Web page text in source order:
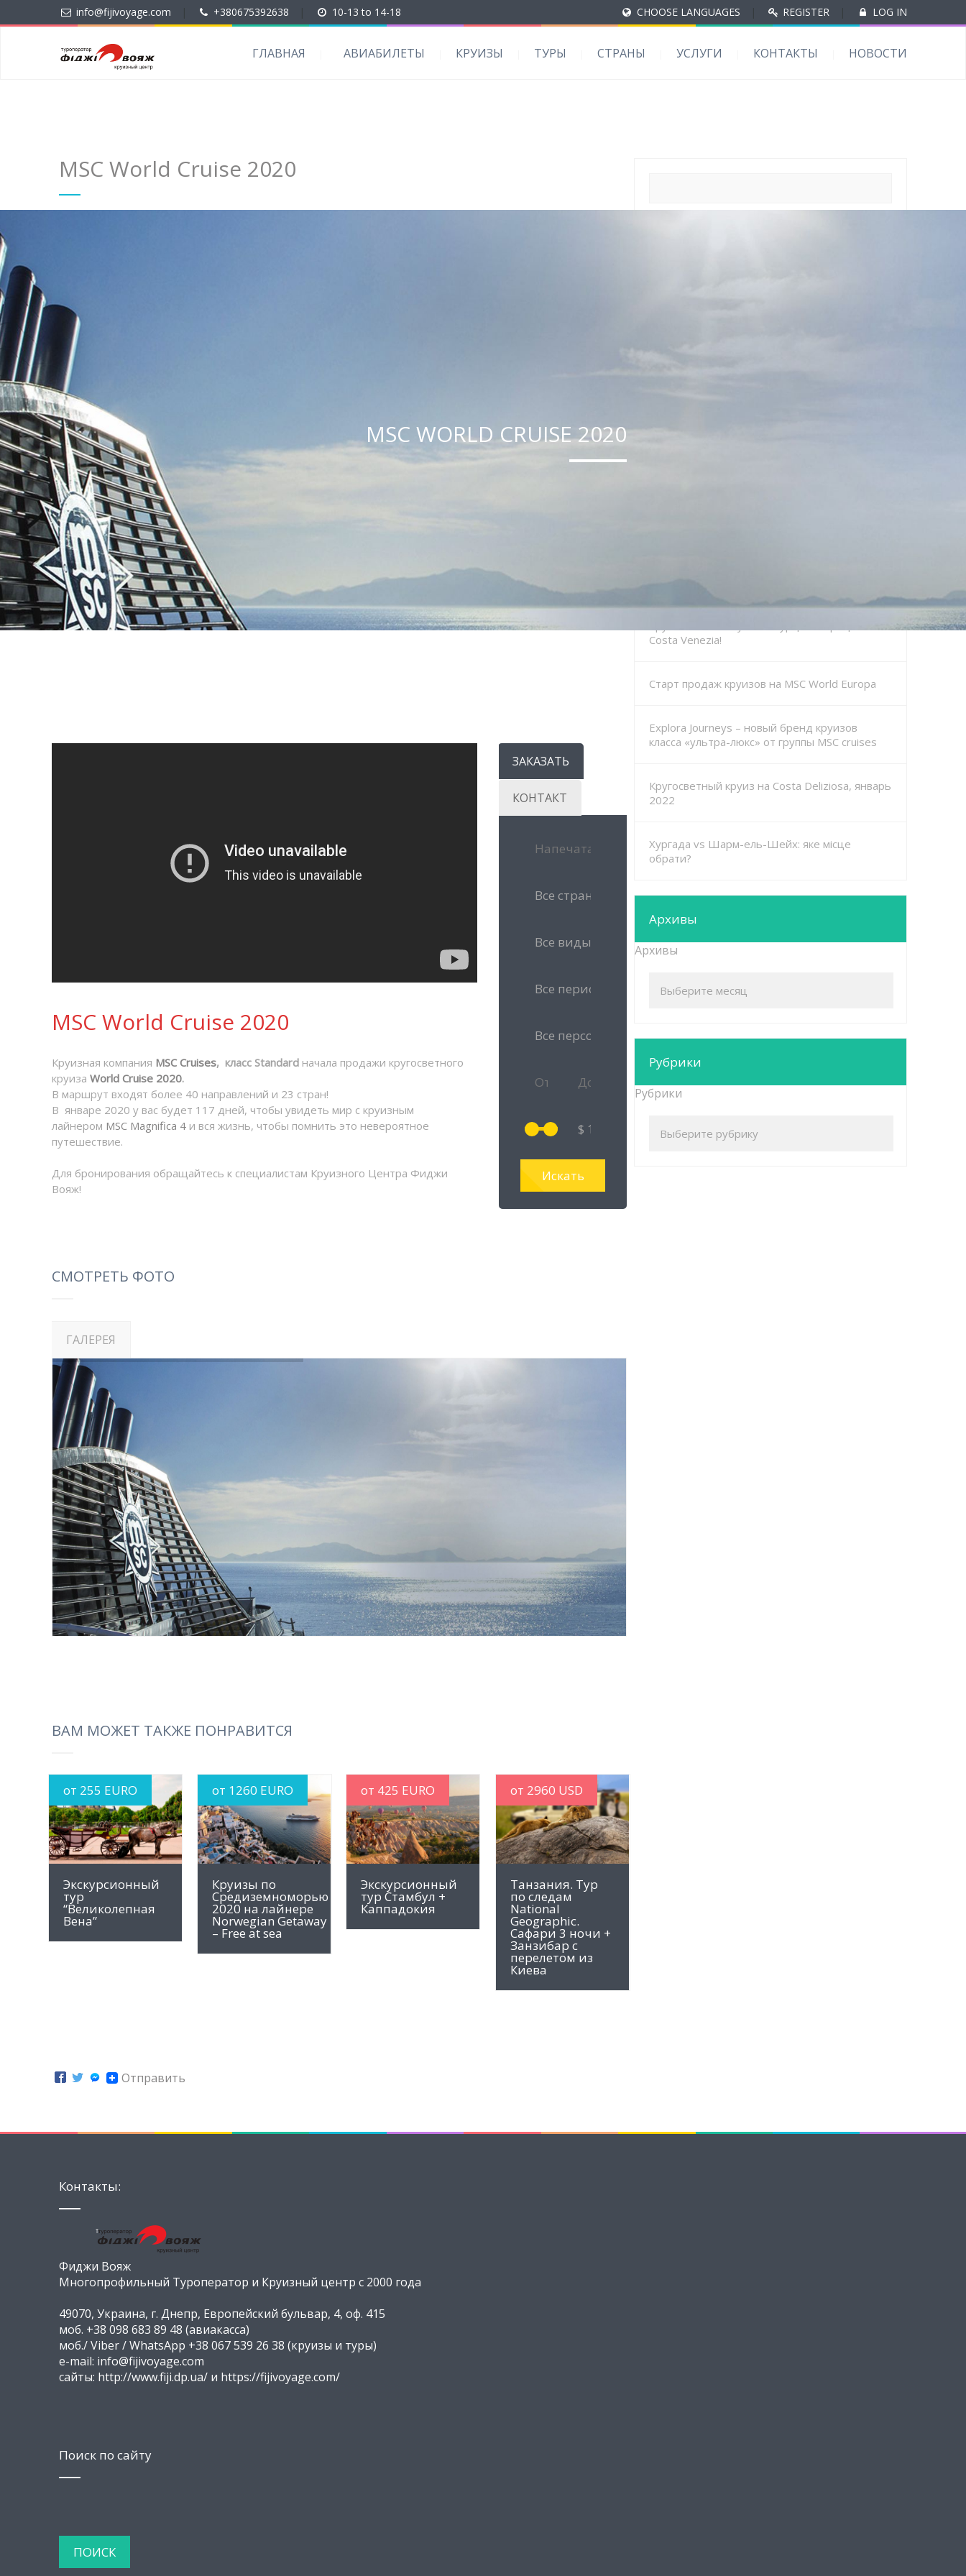
info@fijivoyage.com +380675392638 10-13 to 14-18 CHOOSE LANGUAGES REGISTER LOG IN
ГЛАВНАЯ АВИАБИЛЕТЫ КРУИЗЫ ТУРЫ СТРАНЫ УСЛУГИ КОНТАКТЫ НОВОСТИ
MSC World Cruise 2020
MSC WORLD CRUISE 2020
MSC World Cruise 2020
Круизная компания MSC Cruises, класс Standard начала продажи кругосветного
круиза World Cruise 2020.
В маршрут входят более 40 направлений и 23 стран!
В январе 2020 у вас будет 117 дней, чтобы увидеть мир с круизным
лайнером MSC Magnifica 4 и вся жизнь, чтобы помнить это невероятное
путешествие.
Для бронирования обращайтесь к специалистам Круизного Центра Фиджи
Вояж!
ЗАКАЗАТЬ
КОНТАКТ
СМОТРЕТЬ ФОТО
ГАЛЕРЕЯ
ВАМ МОЖЕТ ТАКЖЕ ПОНРАВИТСЯ
от 255 EURO
MORE INFO
Экскурсионный
тур
“Великолепная
Вена”
от 1260 EURO
MORE INFO
Круизы по
Средиземноморью
2020 на лайнере
Norwegian Getaway
– Free at sea
от 425 EURO
MORE INFO
Экскурсионный
тур Стамбул +
Каппадокия
от 2960 USD
MORE INFO
Танзания. Тур
по следам
National
Geographic.
Сафари 3 ночи +
Занзибар с
перелетом из
Киева
Отправить
Церемонія найменування MSC World Europa
Azamara
Costa Venezia!
Старт продаж круизов на MSC World Europa
Explora Journeys – новый бренд круизов
класса «ультра-люкс» от группы MSC cruises
Кругосветный круиз на Costa Deliziosa, январь
2022
Хургада vs Шарм-ель-Шейх: яке місце
обрати?
Архивы
Архивы
Рубрики
Рубрики
Контакты:
Фиджи Вояж
Многопрофильный Туроператор и Круизный центр с 2000 года
49070, Украина, г. Днепр, Европейский бульвар, 4, оф. 415
моб. +38 098 683 89 48 (авиакасса)
моб./ Viber / WhatsApp +38 067 539 26 38 (круизы и туры)
e-mail: info@fijivoyage.com
сайты: http://www.fiji.dp.ua/ и https://fijivoyage.com/
Поиск по сайту